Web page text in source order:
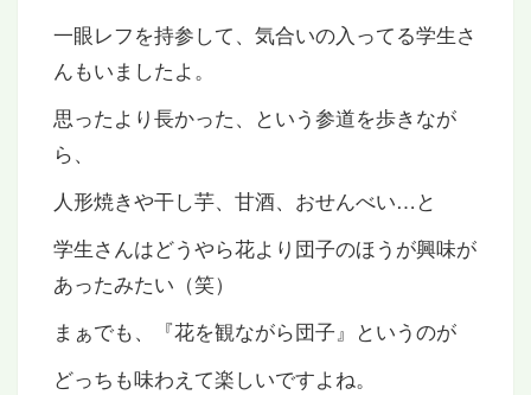
一眼レフを持参して、気合いの入ってる学生さ
んもいましたよ。
思ったより長かった、という参道を歩きなが
ら、
人形焼きや干し芋、甘酒、おせんべい…と
学生さんはどうやら花より団子のほうが興味が
あったみたい（笑）
まぁでも、『花を観ながら団子』というのが
どっちも味わえて楽しいですよね。